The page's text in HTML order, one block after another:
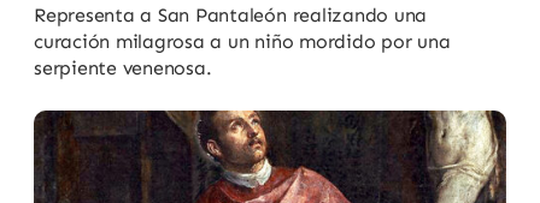
Representa a San Pantaleón realizando una
curación milagrosa a un niño mordido por una
serpiente venenosa.